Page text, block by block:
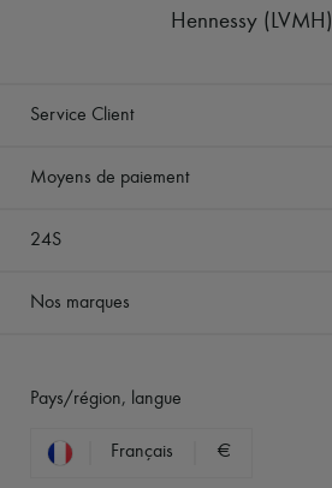
Hennessy (LVMH)
Service Client
Moyens de paiement
24S
Nos marques
Pays/région, langue
Français €